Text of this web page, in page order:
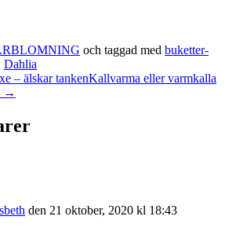
och taggad med buketter-
Dahlia
– älskar tankenKallvarma eller varmkalla
→
den 21 oktober, 2020 kl 18:43